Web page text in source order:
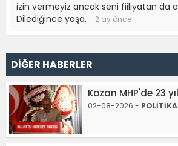
izin vermeyiz ancak seni fiiliyatan da
Dilediğince yaşa.
2 ay önce
DİĞER HABERLER
Kozan MHP'de 23
02-08-2026 - POLİTİKA